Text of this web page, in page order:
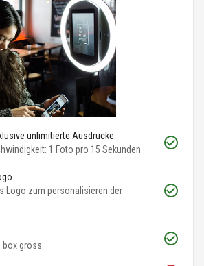
unlimitierte Ausdrucke
1 Foto pro 15 Sekunden
Logo zum personalisieren der
box gross